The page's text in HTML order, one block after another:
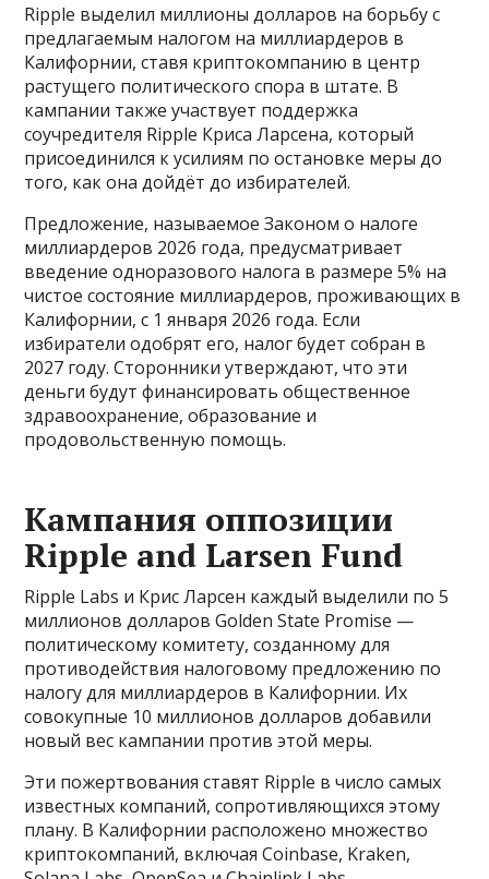
Ripple выделил миллионы долларов на борьбу с
предлагаемым налогом на миллиардеров в
Калифорнии, ставя криптокомпанию в центр
растущего политического спора в штате. В
кампании также участвует поддержка
соучредителя Ripple Криса Ларсена, который
присоединился к усилиям по остановке меры до
того, как она дойдёт до избирателей.
Предложение, называемое Законом о налоге
миллиардеров 2026 года, предусматривает
введение одноразового налога в размере 5% на
чистое состояние миллиардеров, проживающих в
Калифорнии, с 1 января 2026 года. Если
избиратели одобрят его, налог будет собран в
2027 году. Сторонники утверждают, что эти
деньги будут финансировать общественное
здравоохранение, образование и
продовольственную помощь.
Кампания оппозиции
Ripple and Larsen Fund
Ripple Labs и Крис Ларсен каждый выделили по 5
миллионов долларов Golden State Promise —
политическому комитету, созданному для
противодействия налоговому предложению по
налогу для миллиардеров в Калифорнии. Их
совокупные 10 миллионов долларов добавили
новый вес кампании против этой меры.
Эти пожертвования ставят Ripple в число самых
известных компаний, сопротивляющихся этому
плану. В Калифорнии расположено множество
криптокомпаний, включая Coinbase, Kraken,